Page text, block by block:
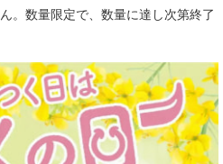
。数量限定で、数量に達し次第終了